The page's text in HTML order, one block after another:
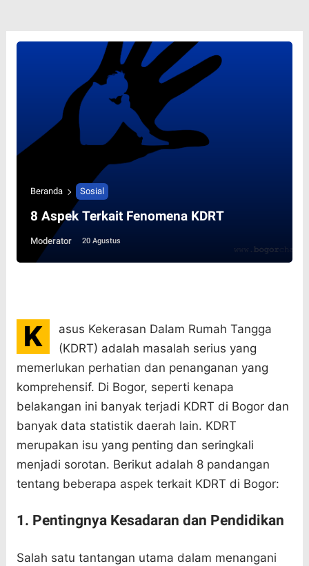
Beranda Sosial
8 Aspek Terkait Fenomena KDRT
Moderator 20 Agustus
K
asus Kekerasan Dalam Rumah Tangga
(KDRT) adalah masalah serius yang
memerlukan perhatian dan penanganan yang
komprehensif. Di Bogor, seperti kenapa
belakangan ini banyak terjadi KDRT di Bogor dan
banyak data statistik daerah lain. KDRT
merupakan isu yang penting dan seringkali
menjadi sorotan. Berikut adalah 8 pandangan
tentang beberapa aspek terkait KDRT di Bogor:
1. Pentingnya Kesadaran dan Pendidikan
Salah satu tantangan utama dalam menangani